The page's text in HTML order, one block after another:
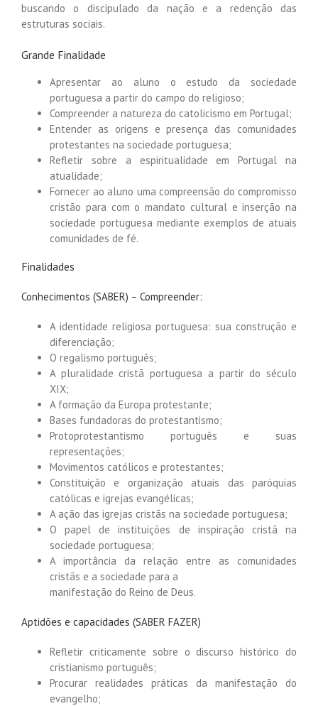
buscando o discipulado da nação e a redenção das
estruturas sociais.
Grande Finalidade
Apresentar ao aluno o estudo da sociedade
portuguesa a partir do campo do religioso;
Compreender a natureza do catolicismo em Portugal;
Entender as origens e presença das comunidades
protestantes na sociedade portuguesa;
Refletir sobre a espiritualidade em Portugal na
atualidade;
Fornecer ao aluno uma compreensão do compromisso
cristão para com o mandato cultural e inserção na
sociedade portuguesa mediante exemplos de atuais
comunidades de fé.
Finalidades
Conhecimentos (SABER) – Compreender:
A identidade religiosa portuguesa: sua construção e
diferenciação;
O regalismo português;
A pluralidade cristã portuguesa a partir do século
XIX;
A formação da Europa protestante;
Bases fundadoras do protestantismo;
Protoprotestantismo português e suas
representações;
Movimentos católicos e protestantes;
Constituição e organização atuais das paróquias
católicas e igrejas evangélicas;
A ação das igrejas cristãs na sociedade portuguesa;
O papel de instituições de inspiração cristã na
sociedade portuguesa;
A importância da relação entre as comunidades
cristãs e a sociedade para a
manifestação do Reino de Deus.
Aptidões e capacidades (SABER FAZER)
Refletir criticamente sobre o discurso histórico do
cristianismo português;
Procurar realidades práticas da manifestação do
evangelho;